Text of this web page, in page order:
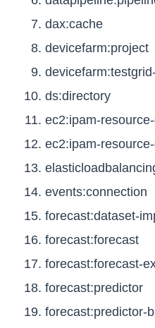
dax:cache
devicefarm:project
ds:directory
ec2:ipam-
ec2:ipam-
events:connection
forecast:dataset-
forecast:forecast
forecast:forecast-
forecast:predictor
forecast:predictor-